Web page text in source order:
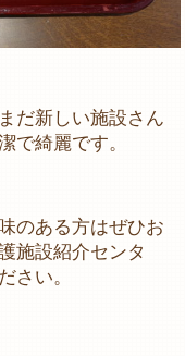
だ新しい施設さん
で綺麗です。
のある方はぜひお
施設紹介センタ
さい。